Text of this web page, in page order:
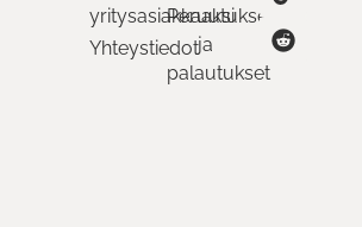
yritysasiakkaaksi
Yhteystiedot
Peruutukset
ja
palautukset